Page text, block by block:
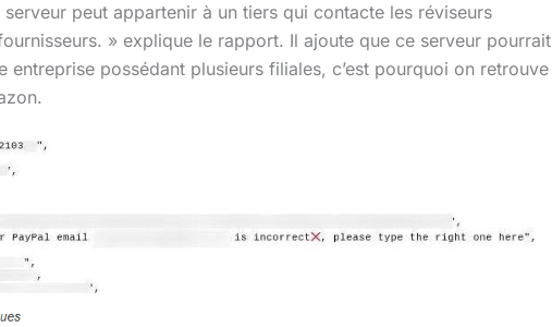
serveur peut appartenir à un tiers qui contacte les réviseurs
» explique le rapport. Il ajoute que ce serveur pourrait
entreprise possédant plusieurs filiales, c’est pourquoi on retrouve